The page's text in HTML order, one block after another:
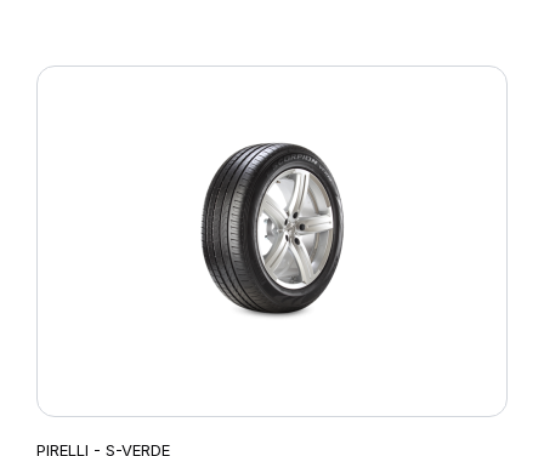
PIRELLI - S-VERDE